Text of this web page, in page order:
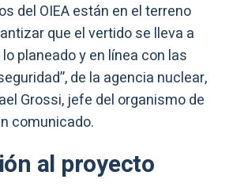
del OIEA están en el terreno
que el vertido se lleva a
planeado y en línea con las
de la agencia nuclear,
Grossi, jefe del organismo de
comunicado.
al proyecto